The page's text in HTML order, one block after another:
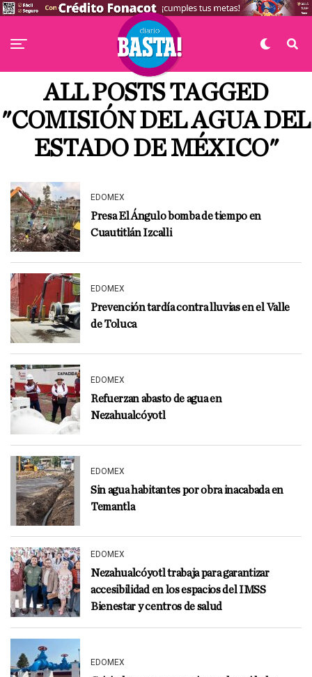
ALL POSTS TAGGED
"COMISIÓN DEL AGUA DEL
ESTADO DE MÉXICO"
EDOMEX
Presa El Ángulo bomba de tiempo en
Cuautitlán Izcalli
EDOMEX
Prevención tardía contra lluvias en el Valle
de Toluca
EDOMEX
Refuerzan abasto de agua en
Nezahualcóyotl
EDOMEX
Sin agua habitantes por obra inacabada en
Temantla
EDOMEX
Nezahualcóyotl trabaja para garantizar
accesibilidad en los espacios del IMSS
Bienestar y centros de salud
EDOMEX